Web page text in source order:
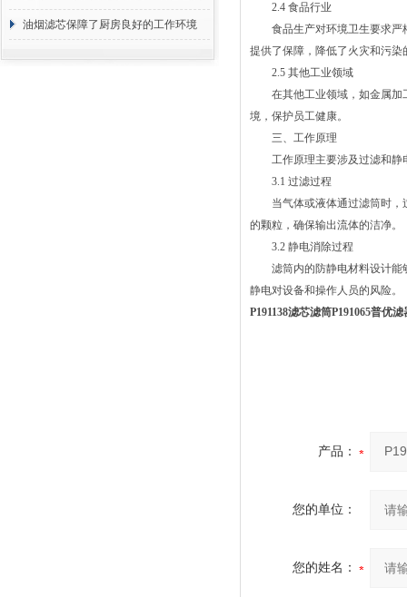
断
油烟滤芯保障了厨房良好的工作环境
2.4 食品行业
食品生产对环境卫生要求严格
提供了保障，降低了火灾和污染
2.5 其他工业领域
在其他工业领域，如金属加工
境，保护员工健康。
三、工作原理
工作原理主要涉及过滤和静
3.1 过滤过程
当气体或液体通过滤筒时，过
的颗粒，确保输出流体的洁净。
3.2 静电消除过程
滤筒内的防静电材料设计能够
静电对设备和操作人员的风险。
P191138滤芯滤筒P191065普优
产品：
您的单位：
您的姓名：